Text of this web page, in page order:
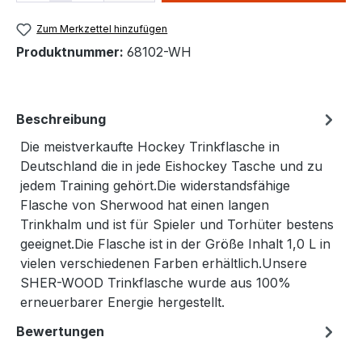
Zum Merkzettel hinzufügen
Produktnummer: 68102-WH
Beschreibung
Die meistverkaufte Hockey Trinkflasche in
Deutschland die in jede Eishockey Tasche und zu
jedem Training gehört.Die widerstandsfähige
Flasche von Sherwood hat einen langen
Trinkhalm und ist für Spieler und Torhüter bestens
geeignet.Die Flasche ist in der Größe Inhalt 1,0 L in
vielen verschiedenen Farben erhältlich.Unsere
SHER-WOOD Trinkflasche wurde aus 100%
erneuerbarer Energie hergestellt.
Bewertungen